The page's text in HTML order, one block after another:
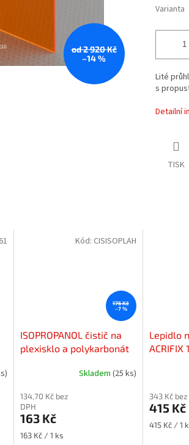
od 2 920 Kč
–14 %
Varianta
Lité
s
Detailní
TISK
61
176 Kč
–7 %
ISOPROPANOL čistič na
plexisklo a polykarbonát
Skladem (25 ks)
134,70 Kč bez
DPH
163 Kč
Měrná
163 Kč / 1 ks
Kód: CISISOPLAH
Lepidlo
ACRIFIX
343 Kč bez
415 Kč
Měrná
415 Kč / 1